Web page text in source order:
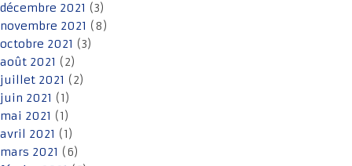
décembre 2021 (3)
novembre 2021 (8)
octobre 2021 (3)
août 2021 (2)
juillet 2021 (2)
juin 2021 (1)
mai 2021 (1)
avril 2021 (1)
mars 2021 (6)